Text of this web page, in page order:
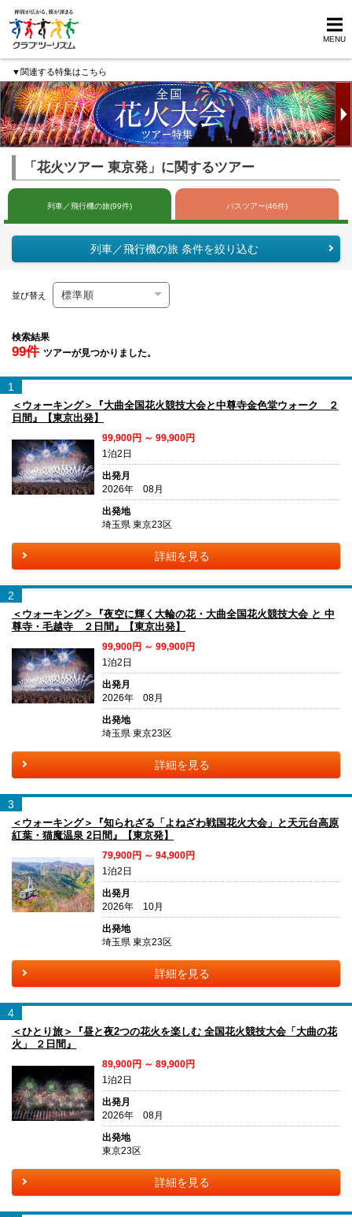
MENU
▼関連する特集はこちら
「花火ツアー 東京発」に関するツアー
列車／飛行機の旅(99件) バスツアー(46件)
列車／飛行機の旅 条件を絞り込む
並び替え
検索結果
99件 ツアーが見つかりました。
1
＜ウォーキング＞『大曲全国花火競技大会と中尊寺金色堂ウォーク ２
日間』【東京出発】
99,900円 ～ 99,900円
1泊2日
出発月
2026年 08月
出発地
埼玉県 東京23区
詳細を見る
2
＜ウォーキング＞『夜空に輝く大輪の花・大曲全国花火競技大会 と 中
尊寺・毛越寺 ２日間』【東京出発】
99,900円 ～ 99,900円
1泊2日
出発月
2026年 08月
出発地
埼玉県 東京23区
詳細を見る
3
＜ウォーキング＞『知られざる「よねざわ戦国花火大会」と天元台高原
紅葉・猫魔温泉 2日間』【東京発】
79,900円 ～ 94,900円
1泊2日
出発月
2026年 10月
出発地
埼玉県 東京23区
詳細を見る
4
＜ひとり旅＞『昼と夜2つの花火を楽しむ 全国花火競技大会「大曲の花
火」 ２日間』
89,900円 ～ 89,900円
1泊2日
出発月
2026年 08月
出発地
東京23区
詳細を見る